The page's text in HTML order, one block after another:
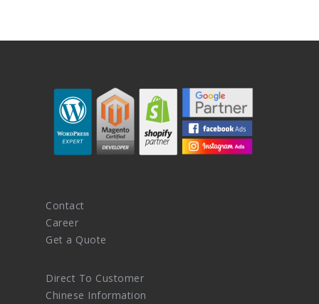
Contact
Career
Get a Quote
Direct To Customer
Chinese Information